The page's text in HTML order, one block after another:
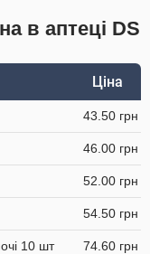
в аптеці DS
Ціна
43.50 грн
46.00 грн
52.00 грн
54.50 грн
10 шт 74.60 грн